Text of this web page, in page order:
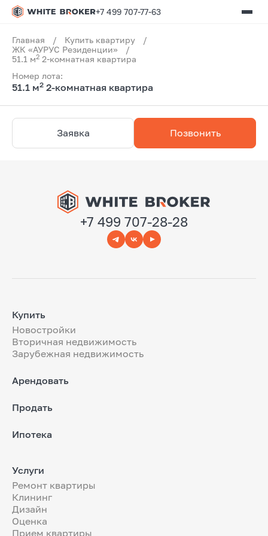
+7 499 707-77-63
Главная / Купить квартиру
/
ЖК «АУРУС Резиденции»
/
51.1 м2 2-комнатная квартира
Номер лота:
51.1 м2 2-комнатная квартира
Заявка Позвонить
+7 499 707-28-28
Купить
Новостройки
Вторичная недвижимость
Зарубежная недвижимость
Арендовать
Продать
Ипотека
Услуги
Ремонт квартиры
Клининг
Дизайн
Оценка
Прием квартиры